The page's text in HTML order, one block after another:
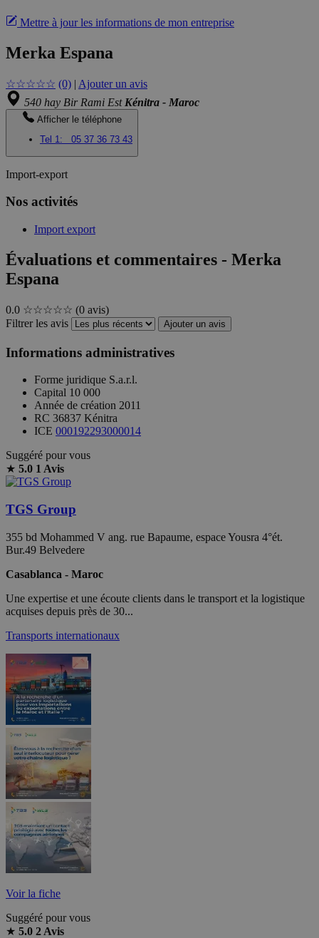
Mettre à jour les informations de mon entreprise
Merka Espana
☆☆☆☆☆ (0) | Ajouter un avis
540 hay Bir Rami Est Kénitra - Maroc
Afficher le téléphone
Tel 1:
05 37 36 73 43
Import-export
Nos activités
Import export
Évaluations et commentaires - Merka
Espana
0.0 ☆☆☆☆☆ (0 avis)
Filtrer les avis
Ajouter un avis
Informations administratives
Forme juridique S.a.r.l.
Capital 10 000
Année de création 2011
RC 36837 Kénitra
ICE 000192293000014
Suggéré pour vous
★ 5.0 1 Avis
TGS Group
355 bd Mohammed V ang. rue Bapaume, espace Yousra 4°ét.
Bur.49 Belvedere
Casablanca - Maroc
Une expertise et une écoute clients dans le transport et la logistique
acquises depuis près de 30...
Transports internationaux
Voir la fiche
Suggéré pour vous
★ 5.0 2 Avis